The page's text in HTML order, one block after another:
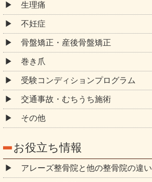
生理痛
不妊症
骨盤矯正・産後骨盤矯正
巻き爪
受験コンディションプログラム
交通事故・むちうち施術
その他
お役立ち情報
アレーズ整骨院と他の整骨院の違い